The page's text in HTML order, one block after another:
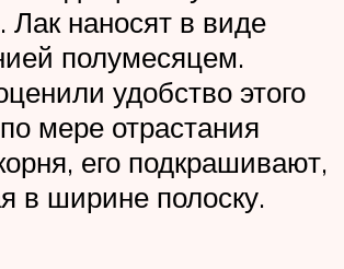
Лак наносят в виде
полумесяцем.
удобство этого
мере отрастания
его подкрашивают,
в ширине полоску.